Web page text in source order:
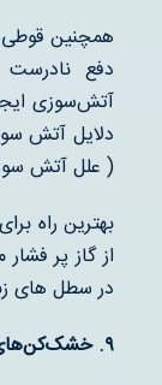
همچنین
دفع
آتش‌سوزی
دلایل آتش
( علل آتش
بهترین راه
از گاز پر
در سطل های
۹.